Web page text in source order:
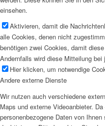
einsehen.
Aktivieren, damit die
alle Cookies, denen nicht
benötigen zwei Cookies, damit
Andernfalls wird diese Mitteilung
Hier klicken, um notwendige
Andere externe Dienste
Wir nutzen auch verschiedene
Maps und externe Videoanbieter.
personenbezogene Daten von